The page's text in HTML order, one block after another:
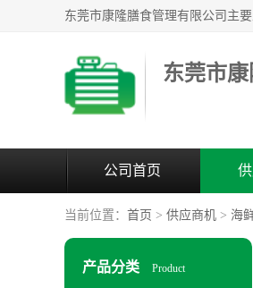
东莞市
公司首页
当前位置： 首页 > 供应商机 > 海
产品分类 Product